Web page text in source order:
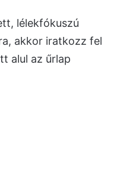
lélekfókuszú
akkor iratkozz fel
alul az űrlap